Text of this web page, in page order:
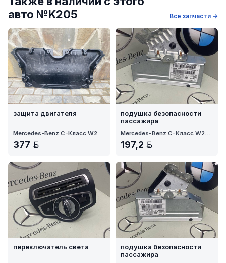
авто №K205
Все запчасти →
защита двигателя
377
подушка безопасности
пассажира
197,2
переключатель света
подушка безопасности
пассажира